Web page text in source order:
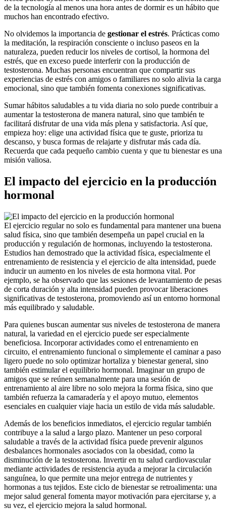
de la tecnología al menos una hora antes de dormir es un hábito que
muchos han encontrado efectivo.
No olvidemos la importancia de gestionar el estrés. Prácticas como
la meditación, la respiración consciente o incluso paseos en la
naturaleza, pueden reducir los niveles de cortisol, la hormona del
estrés, que en exceso puede interferir con la producción de
testosterona. Muchas personas encuentran que compartir sus
experiencias de estrés con amigos o familiares no solo alivia la carga
emocional, sino que también fomenta conexiones significativas.
Sumar hábitos saludables a tu vida diaria no solo puede contribuir a
aumentar la testosterona de manera natural, sino que también te
facilitará disfrutar de una vida más plena y satisfactoria. Así que,
empieza hoy: elige una actividad física que te guste, prioriza tu
descanso, y busca formas de relajarte y disfrutar más cada día.
Recuerda que cada pequeño cambio cuenta y que tu bienestar es una
misión valiosa.
El impacto del ejercicio en la producción
hormonal
El ejercicio regular no solo es fundamental para mantener una buena
salud física, sino que también desempeña un papel crucial en la
producción y regulación de hormonas, incluyendo la testosterona.
Estudios han demostrado que la actividad física, especialmente el
entrenamiento de resistencia y el ejercicio de alta intensidad, puede
inducir un aumento en los niveles de esta hormona vital. Por
ejemplo, se ha observado que las sesiones de levantamiento de pesas
de corta duración y alta intensidad pueden provocar liberaciones
significativas de testosterona, promoviendo así un entorno hormonal
más equilibrado y saludable.
Para quienes buscan aumentar sus niveles de testosterona de manera
natural, la variedad en el ejercicio puede ser especialmente
beneficiosa. Incorporar actividades como el entrenamiento en
circuito, el entrenamiento funcional o simplemente el caminar a paso
ligero puede no solo optimizar hortaliza y bienestar general, sino
también estimular el equilibrio hormonal. Imaginar un grupo de
amigos que se reúnen semanalmente para una sesión de
entrenamiento al aire libre no solo mejora la forma física, sino que
también refuerza la camaradería y el apoyo mutuo, elementos
esenciales en cualquier viaje hacia un estilo de vida más saludable.
Además de los beneficios inmediatos, el ejercicio regular también
contribuye a la salud a largo plazo. Mantener un peso corporal
saludable a través de la actividad física puede prevenir algunos
desbalances hormonales asociados con la obesidad, como la
disminución de la testosterona. Invertir en tu salud cardiovascular
mediante actividades de resistencia ayuda a mejorar la circulación
sanguínea, lo que permite una mejor entrega de nutrientes y
hormonas a tus tejidos. Este ciclo de bienestar se retroalimenta: una
mejor salud general fomenta mayor motivación para ejercitarse y, a
su vez, el ejercicio mejora la salud hormonal.